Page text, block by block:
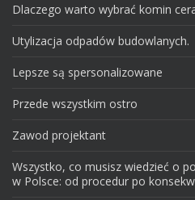
Dlaczego warto wybrać komin
Utylizacja odpadów budowlanych.
Lepsze są spersonalizowane
Przede wszystkim ostro
Zawod projektant
Wszystko, co musisz wiedzieć o
w Polsce: od procedur po